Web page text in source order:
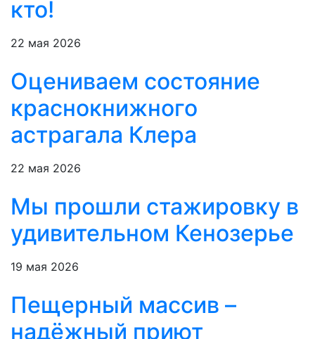
кто!
22 мая 2026
Оцениваем состояние
краснокнижного
астрагала Клера
22 мая 2026
Мы прошли стажировку в
удивительном Кенозерье
19 мая 2026
Пещерный массив –
надёжный приют